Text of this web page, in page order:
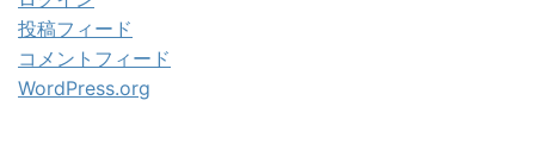
投稿フィード
コメントフィード
WordPress.org